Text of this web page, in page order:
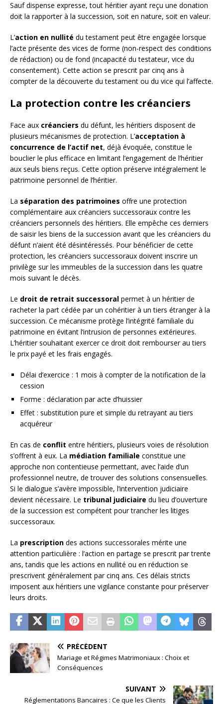
Sauf dispense expresse, tout héritier ayant reçu une donation
doit la rapporter à la succession, soit en nature, soit en valeur.
L’action en nullité du testament peut être engagée lorsque
l’acte présente des vices de forme (non-respect des conditions
de rédaction) ou de fond (incapacité du testateur, vice du
consentement). Cette action se prescrit par cinq ans à
compter de la découverte du testament ou du vice qui l’affecte.
La protection contre les créanciers
Face aux créanciers du défunt, les héritiers disposent de
plusieurs mécanismes de protection. L’acceptation à
concurrence de l’actif net, déjà évoquée, constitue le
bouclier le plus efficace en limitant l’engagement de l’héritier
aux seuls biens reçus. Cette option préserve intégralement le
patrimoine personnel de l’héritier.
La séparation des patrimoines offre une protection
complémentaire aux créanciers successoraux contre les
créanciers personnels des héritiers. Elle empêche ces derniers
de saisir les biens de la succession avant que les créanciers du
défunt n’aient été désintéressés. Pour bénéficier de cette
protection, les créanciers successoraux doivent inscrire un
privilège sur les immeubles de la succession dans les quatre
mois suivant le décès.
Le droit de retrait successoral permet à un héritier de
racheter la part cédée par un cohéritier à un tiers étranger à la
succession. Ce mécanisme protège l’intégrité familiale du
patrimoine en évitant l’intrusion de personnes extérieures.
L’héritier souhaitant exercer ce droit doit rembourser au tiers
le prix payé et les frais engagés.
Délai d’exercice : 1 mois à compter de la notification de la
cession
Forme : déclaration par acte d’huissier
Effet : substitution pure et simple du retrayant au tiers
acquéreur
En cas de conflit entre héritiers, plusieurs voies de résolution
s’offrent à eux. La médiation familiale constitue une
approche non contentieuse permettant, avec l’aide d’un
professionnel neutre, de trouver des solutions consensuelles.
Si le dialogue s’avère impossible, l’intervention judiciaire
devient nécessaire. Le tribunal judiciaire du lieu d’ouverture
de la succession est compétent pour trancher les litiges
successoraux.
La prescription des actions successorales mérite une
attention particulière : l’action en partage se prescrit par trente
ans, tandis que les actions en nullité ou en réduction se
prescrivent généralement par cinq ans. Ces délais stricts
imposent aux héritiers une vigilance constante pour préserver
leurs droits.
PRÉCÉDENT
Mariage et Régimes Matrimoniaux : Choix et
Conséquences
SUIVANT
Réglementations Bancaires : Ce que les Clients